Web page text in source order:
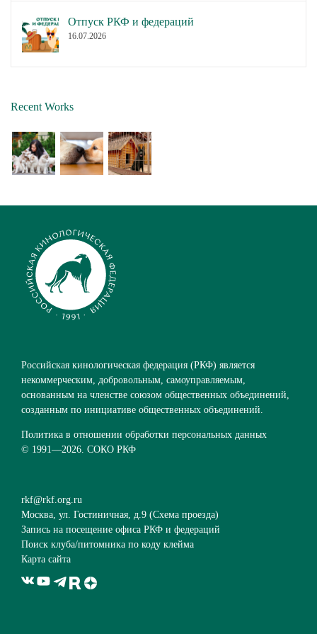
Отпуск РКФ и федераций
16.07.2026
Recent Works
Российская кинологическая федерация (РКФ) является
некоммерческим, добровольным, самоуправляемым,
основанным на членстве союзом общественных объединений,
созданным по инициативе общественных объединений.
Политика в отношении обработки персональных данных
© 1991—2026. СОКО РКФ
rkf@rkf.org.ru
Москва, ул. Гостиничная, д.9 (Схема проезда)
Запись на посещение офиса РКФ и федераций
Поиск клуба/питомника по коду клейма
Карта сайта